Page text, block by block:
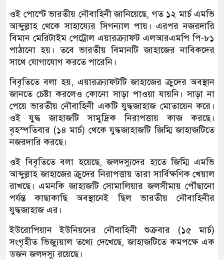
ওই পোস্টে ভারতীয় নৌবাহিনী জানিয়েছে, গত ১২ মার্চ এমভি
আব্দুল্লাহ থেকে সাহায্যের সিগন্যাল পায়। এরপর নজরদারি
বিমান মেরিটাইম পেট্রোল এয়ারক্র্যাফ্ট এলআরএমপি পি-৮১
পাঠানো হয়। তবে ভারতীয় বিমানটি জাহাজের নাবিকদের
সাথে যোগাযোগ করতে পারেনি।
বিবৃতিতে বলা হয়, এয়ারক্র্যাফ্টটি জাহাজের ক্রুদের অবস্থান
জানতে চেষ্টা করলেও কোনো সাড়া পাওয়া যায়নি। সাড়া না
পেয়ে ভারতীয় নৌবাহিনী একটি যুদ্ধজাহাজ মোতায়েন করে।
ওই যুদ্ধ জাহাজটি সামুদ্রিক নিরাপত্তায় কাজ করছে।
বৃহস্পতিবার (১৪ মার্চ) থেকে যুদ্ধজাহাজটি জিম্মি জাহাজটিতে
নজরদারি করছে।
ওই বিবৃতিতে বলা হয়েছে, জলদস্যুদের হাতে জিম্মি এমভি
আব্দুল্লাহ জাহাজের ক্রুদের নিরাপত্তায় তারা সার্বিক্ষণিক খেয়াল
রাখছে। এমনকি জাহাজটি সোমালিয়ার জলসীমায় পৌঁছানো
পর্যন্ত কাছাকাছি অবস্থানেই ছিল ভারতীয় নৌবাহিনীর
যুদ্ধজাহাজ এর।
ইউরোপিয়ান ইউনিয়নের নৌবাহিনী শুক্রবার (১৫ মার্চ)
সংগৃহীত ভিজ্যুয়াল তথ্যে দেখেছে, জাহাজটিতে কমপক্ষে এক
ডজন জলদস্যু রয়েছে।